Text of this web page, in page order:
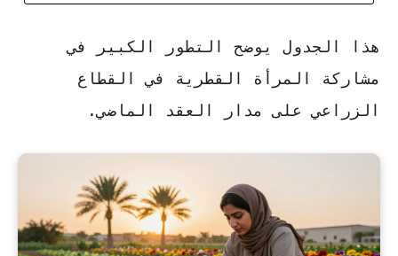
هذا الجدول يوضح التطور الكبير في
مشاركة المرأة القطرية في القطاع
الزراعي على مدار العقد الماضي.